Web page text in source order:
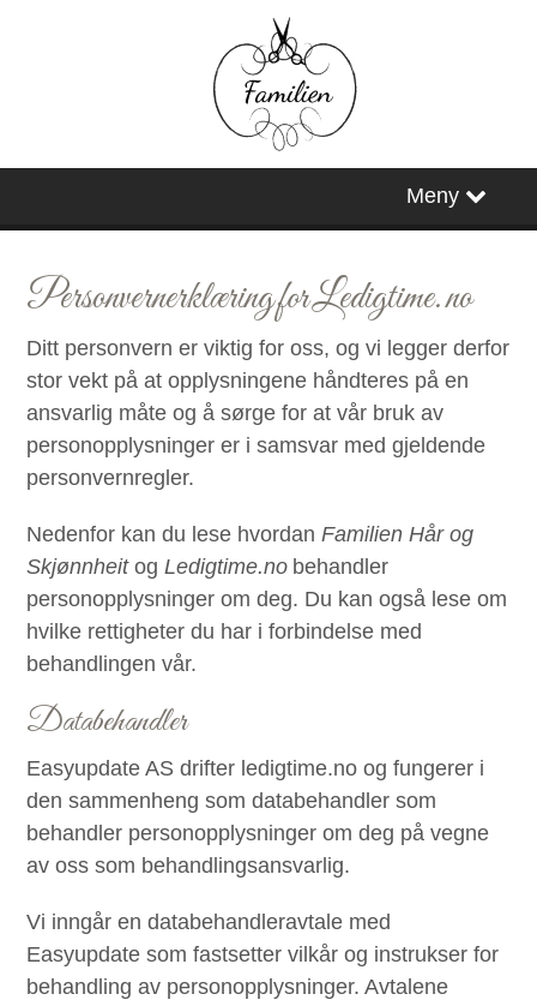
Meny
Personvernerklæring for Ledigtime.no
Ditt personvern er viktig for oss, og vi legger derfor
stor vekt på at opplysningene håndteres på en
ansvarlig måte og å sørge for at vår bruk av
personopplysninger er i samsvar med gjeldende
personvernregler.
Nedenfor kan du lese hvordanFamilien Hår og
SkjønnheitogLedigtime.no behandler
personopplysninger om deg. Du kan også lese om
hvilke rettigheter du har i forbindelse med
behandlingen vår.
Databehandler
Easyupdate AS drifter ledigtime.no og fungerer i
den sammenheng som databehandler som
behandler personopplysninger om deg på vegne
av oss som behandlingsansvarlig.
Vi inngår en databehandleravtale med
Easyupdate som fastsetter vilkår og instrukser for
behandling av personopplysninger. Avtalene